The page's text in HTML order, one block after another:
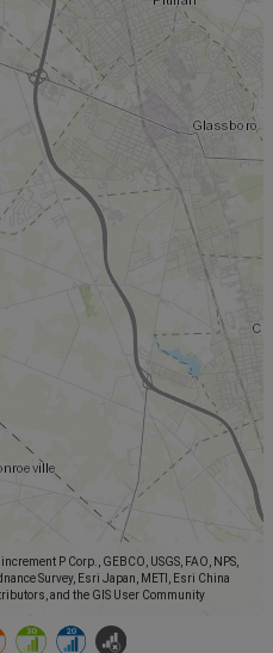
P Corp., GEBCO, USGS, FAO, NPS,
Survey, Esri Japan, METI, Esri China
and the GIS User Community